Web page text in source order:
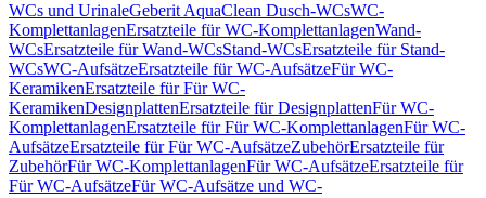
WCs und UrinaleGeberit AquaClean Dusch-WCsWC-
KomplettanlagenErsatzteile für WC-KomplettanlagenWand-
WCsErsatzteile für Wand-WCsStand-WCsErsatzteile für Stand-
WCsWC-AufsätzeErsatzteile für WC-AufsätzeFür WC-
KeramikenErsatzteile für Für WC-
KeramikenDesignplattenErsatzteile für DesignplattenFür WC-
KomplettanlagenErsatzteile für Für WC-KomplettanlagenFür WC-
AufsätzeErsatzteile für Für WC-AufsätzeZubehörErsatzteile für
ZubehörFür WC-KomplettanlagenFür WC-AufsätzeErsatzteile für
Für WC-AufsätzeFür WC-Aufsätze und WC-